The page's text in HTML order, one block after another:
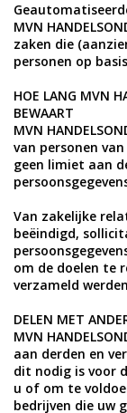
MVN
zaken die
personen op
HOE LANG MVN
BEWAART
MVN
van personen
geen limiet aan
Van zakelijke
beëindigd,
om de doelen te
verzameld
DELEN MET
MVN
aan derden en
dit nodig is voor
u of om te
bedrijven die uw